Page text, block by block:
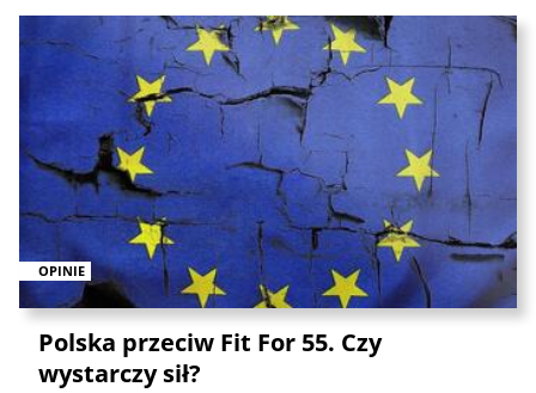
OPINIE
Polska przeciw Fit For 55. Czy
wystarczy sił?